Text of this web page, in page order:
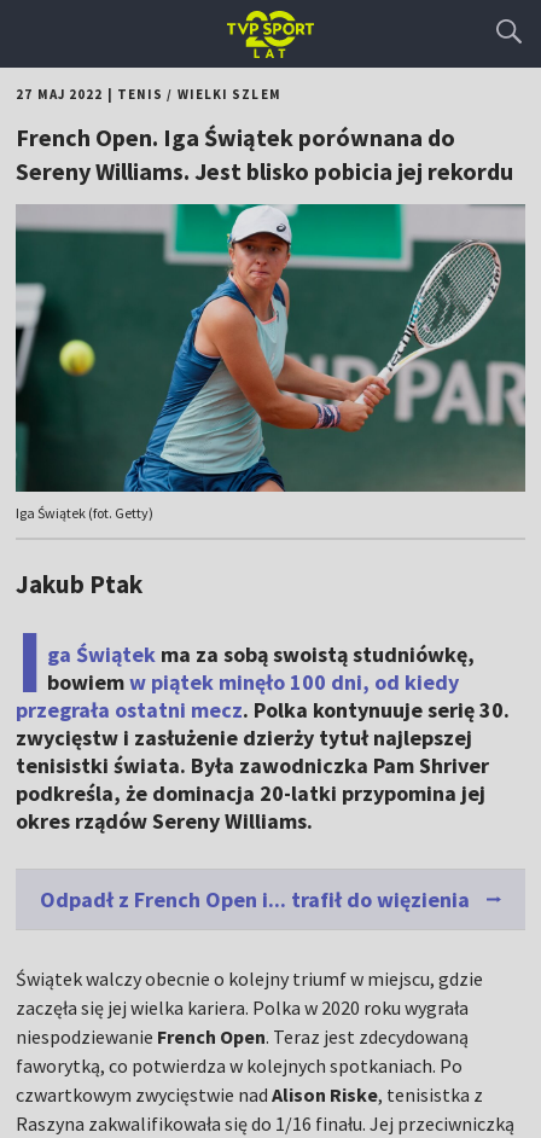
27 MAJ 2022 TENIS / WIELKI SZLEM
French Open. Iga Świątek porównana do
Sereny Williams. Jest blisko pobicia jej rekordu
Iga Świątek (fot. Getty)
Jakub Ptak
I ga Świątek ma za sobą swoistą studniówkę,
bowiemw piątek minęło 100 dni, od kiedy
przegrała ostatni mecz. Polka kontynuuje serię 30.
zwycięstw i zasłużenie dzierży tytuł najlepszej
tenisistki świata. Była zawodniczka Pam Shriver
podkreśla, że dominacja 20-latki przypomina jej
okres rządów Sereny Williams.
Odpadł z French Open i... trafił do więzienia
Świątek walczy obecnie o kolejny triumf w miejscu, gdzie
zaczęła się jej wielka kariera. Polka w 2020 roku wygrała
niespodziewanie French Open. Teraz jest zdecydowaną
faworytką, co potwierdza w kolejnych spotkaniach. Po
czwartkowym zwycięstwie nadAlison Riske, tenisistka z
Raszyna zakwalifikowała się do 1/16 finału. Jej przeciwniczką